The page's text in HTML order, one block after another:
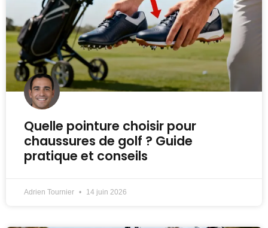
Quelle pointure choisir pour
chaussures de golf ? Guide
pratique et conseils
Adrien Tournier 14 juin 2026